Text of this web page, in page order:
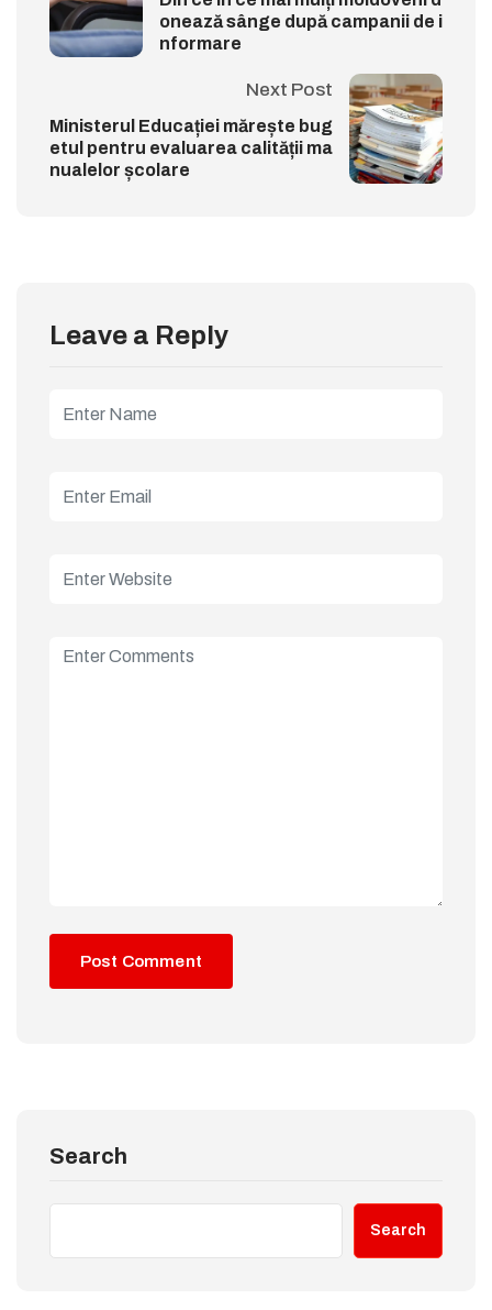
onează sânge după campanii de i
nformare
Next Post
Ministerul Educației mărește bug
etul pentru evaluarea calității ma
nualelor școlare
Leave a Reply
Search
Search